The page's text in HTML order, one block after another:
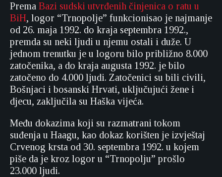
Prema Bazi sudski utvrđenih činjenica o ratu u
BiH, logor “Trnopolje” funkcionisao je najmanje
od 26. maja 1992. do kraja septembra 1992.,
premda su neki ljudi u njemu ostali i duže. U
jednom trenutku je u logoru bilo približno 8.000
zatočenika, a do kraja augusta 1992. je bilo
zatočeno do 4.000 ljudi. Zatočenici su bili civili,
Bošnjaci i bosanski Hrvati, uključujući žene i
djecu, zaključila su Haška vijeća.
Među dokazima koji su razmatrani tokom
suđenja u Haagu, kao dokaz korišten je izvještaj
Crvenog krsta od 30. septembra 1992. u kojem
piše da je kroz logor u “Trnopolju” prošlo
23.000 ljudi.